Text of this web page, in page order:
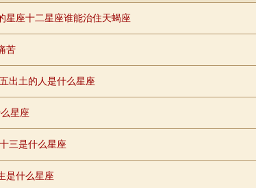
星座十二星座谁能治住天蝎座
苦
出土的人是什么星座
星座
三是什么星座
是什么星座